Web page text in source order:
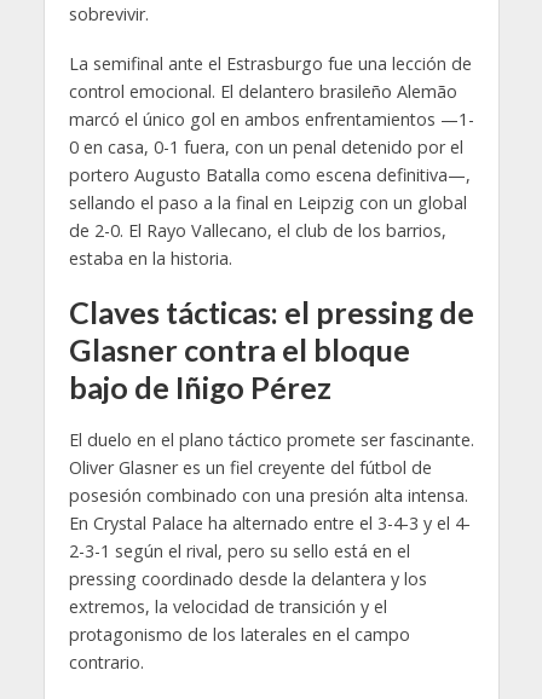
sobrevivir.
La semifinal ante el Estrasburgo fue una lección de
control emocional. El delantero brasileño Alemão
marcó el único gol en ambos enfrentamientos —1-
0 en casa, 0-1 fuera, con un penal detenido por el
portero Augusto Batalla como escena definitiva—,
sellando el paso a la final en Leipzig con un global
de 2-0. El Rayo Vallecano, el club de los barrios,
estaba en la historia.
Claves tácticas: el pressing de
Glasner contra el bloque
bajo de Iñigo Pérez
El duelo en el plano táctico promete ser fascinante.
Oliver Glasner es un fiel creyente del fútbol de
posesión combinado con una presión alta intensa.
En Crystal Palace ha alternado entre el 3-4-3 y el 4-
2-3-1 según el rival, pero su sello está en el
pressing coordinado desde la delantera y los
extremos, la velocidad de transición y el
protagonismo de los laterales en el campo
contrario.